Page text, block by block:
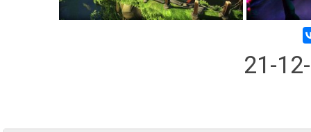
21-